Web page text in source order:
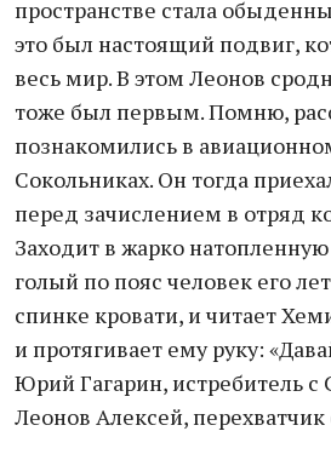
пространстве стала
это был настоящий подвиг,
весь мир. В этом Леонов
тоже был первым. Помню,
познакомились в
Сокольниках. Он тогда
перед зачислением в отряд
Заходит в жарко
голый по пояс человек его
спинке кровати, и читает
и протягивает ему руку:
Юрий Гагарин, истребитель с
Леонов Алексей, перехватчик